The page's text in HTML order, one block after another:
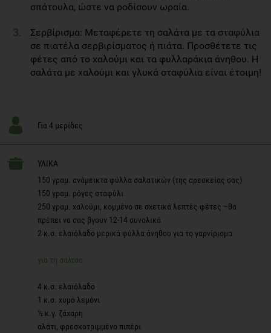
σπάτουλα, ώστε να ροδίσουν ωραία.
Σερβίρισμα: Μεταφέρετε τη σαλάτα με τα σταφύλια
σε πιατέλα σερβιρίσματος ή πιάτα. Προσθέτετε τις
φέτες από το χαλούμι και τα φυλλαράκια άνηθου. H
σαλάτα με χαλούμι και γλυκά σταφύλια είναι έτοιμη!
Για 4 μερίδες
ΥΛΙΚΑ
150 γραμ. ανάμεικτα φύλλα σαλατικών (της αρεσκείας σας)
150 γραμ. ρόγες σταφύλι
250 γραμ. χαλούμι, κομμένο σε σχετικά λεπτές φέτες –θα
πρέπει να σας βγουν 12-14 συνολικά
2 κ.σ. ελαιόλαδο μερικά φύλλα άνηθου για το γαρνίρισμα
για τη σάλτσα
4 κ.σ. ελαιόλαδο
1 κ.σ. χυμό λεμόνι
½ κ.γ. ζάχαρη
αλάτι, φρεσκοτριμμένο πιπέρι